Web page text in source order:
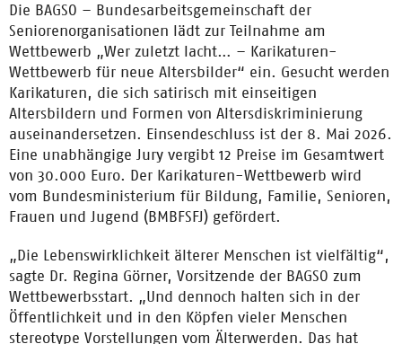
Die BAGSO – Bundesarbeitsgemeinschaft der
Seniorenorganisationen lädt zur Teilnahme am
Wettbewerb „Wer zuletzt lacht… – Karikaturen-
Wettbewerb für neue Altersbilder“ ein. Gesucht werden
Karikaturen, die sich satirisch mit einseitigen
Altersbildern und Formen von Altersdiskriminierung
auseinandersetzen. Einsendeschluss ist der 8. Mai 2026.
Eine unabhängige Jury vergibt 12 Preise im Gesamtwert
von 30.000 Euro. Der Karikaturen-Wettbewerb wird
vom Bundesministerium für Bildung, Familie, Senioren,
Frauen und Jugend (BMBFSFJ) gefördert.
„Die Lebenswirklichkeit älterer Menschen ist vielfältig“,
sagte Dr. Regina Görner, Vorsitzende der BAGSO zum
Wettbewerbsstart. „Und dennoch halten sich in der
Öffentlichkeit und in den Köpfen vieler Menschen
stereotype Vorstellungen vom Älterwerden. Das hat